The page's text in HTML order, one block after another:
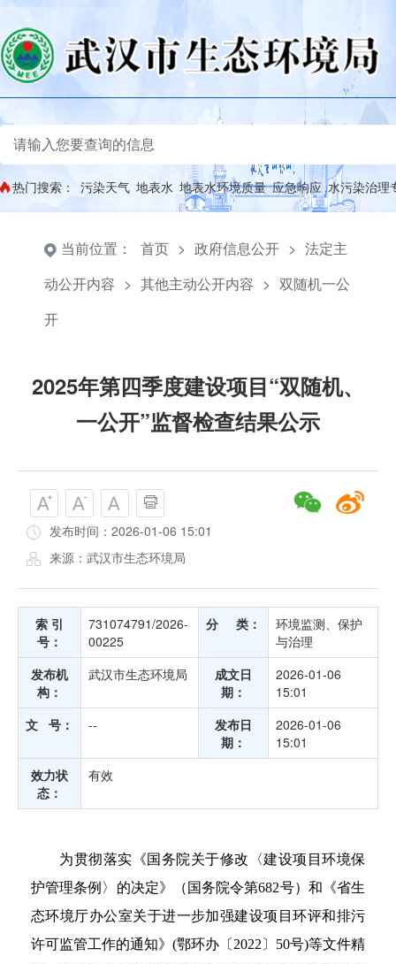
热门搜索： 污染天气 地表水 地表水环境质量 应急响应 水污染治理
当前位置： 首页 > 政府信息公开 > 法定主
动公开内容 > 其他主动公开内容 > 双随机一公
开
2025年第四季度建设项目“双随机、
一公开”监督检查结果公示
发布时间：2026-01-06 15:01
来源：武汉市生态环境局
索 引
号：
731074791/2026-
00225
分 类：
环境监测、保护
与治理
发布机
构：
武汉市生态环境局
成文日
期：
2026-01-06
15:01
文 号：
--
发布日
期：
2026-01-06
15:01
效力状
态：
有效
为贯彻落实《国务院关于修改〈建设项目环境保
护管理条例〉的决定》（国务院令第682号）和《省生
态环境厅办公室关于进一步加强建设项目环评和排污
许可监管工作的通知》(鄂环办〔2022〕50号)等文件精